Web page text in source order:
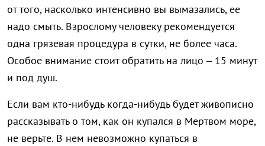
от того, насколько интенсивно вы вымазались, ее
надо смыть. Взрослому человеку рекомендуется
одна грязевая процедура в сутки, не более часа.
Особое внимание стоит обратить на лицо – 15 минут
и под душ.
Если вам кто-нибудь когда-нибудь будет живописно
рассказывать о том, как он купался в Мертвом море,
не верьте. В нем невозможно купаться в